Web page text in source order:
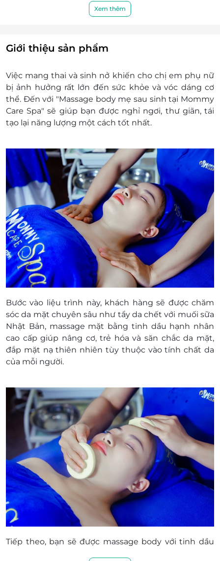
Coop Mart Hà Đông).
Điện thoại: 0382 186 382 - 0969 369 933
không trả lại tiền thừa.
Không áp dụng đồng thời với chương trình
khuyến mại khác
Giá chưa bao gồm VAT.
Xem thêm
Giới thiệu sản phẩm
Việc mang thai và sinh nở khiến cho chị em phụ nữ
bị ảnh hưởng rất lớn đến sức khỏe và vóc dáng cơ
thể. Đến với "Massage body mẹ sau sinh tại Mommy
Care Spa" sẽ giúp bạn được nghỉ ngơi, thư giãn, tái
tạo lại năng lượng một cách tốt nhất.
Bước vào liệu trình này, khách hàng sẽ được chăm
sóc da mặt chuyên sâu như tẩy da chết với muối sữa
Nhật Bản, massage mặt bằng tinh dầu hạnh nhân
cao cấp giúp nâng cơ, trẻ hóa và săn chắc da mặt,
đắp mặt nạ thiên nhiên tùy thuộc vào tính chất da
của mỗi người.
Tiếp theo, bạn sẽ được massage body với tinh dầu